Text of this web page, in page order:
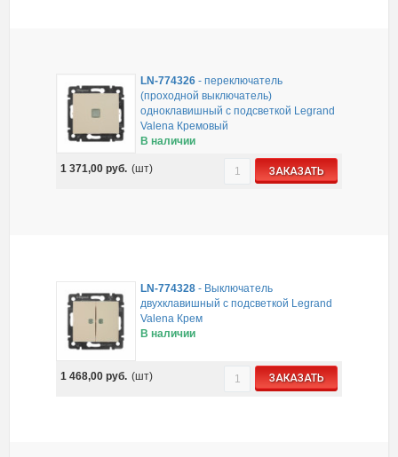
LN-774326- переключатель
(проходной выключатель)
одноклавишный с подсветкой Legrand
Valena Кремовый
В наличии
1 371,00 руб. (шт) ЗАКАЗАТЬ
LN-774328- Выключатель
двухклавишный с подсветкой Legrand
Valena Крем
В наличии
1 468,00 руб. (шт) ЗАКАЗАТЬ